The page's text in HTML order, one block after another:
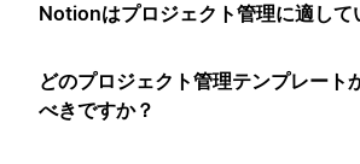
Notionはプロジェクト管理に適して
どのプロジェクト管理テンプレート
べきですか？